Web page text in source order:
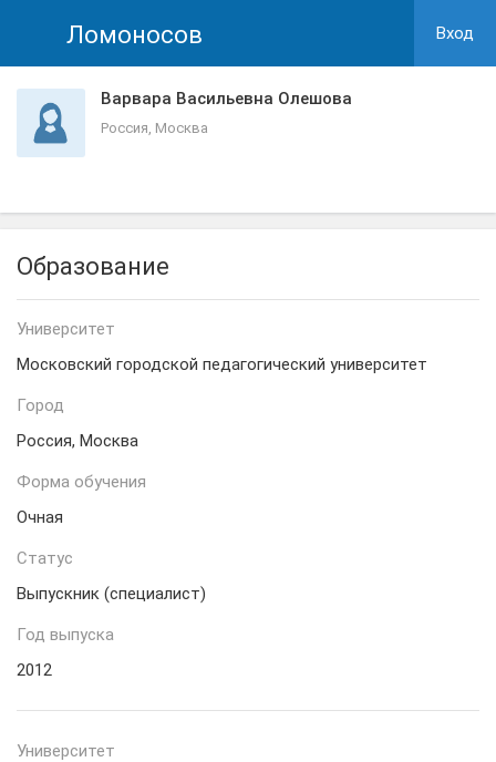
Ломоносов Вход
Варвара Васильевна Олешова
Россия, Москва
Образование
Университет
Московский городской педагогический университет
Город
Россия, Москва
Форма обучения
Очная
Статус
Выпускник (специалист)
Год выпуска
2012
Университет